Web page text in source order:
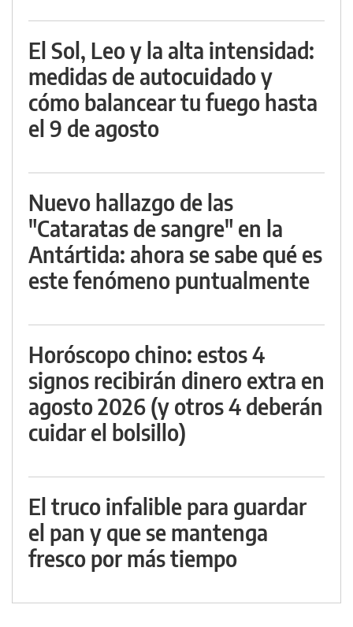
El Sol, Leo y la alta intensidad:
medidas de autocuidado y
cómo balancear tu fuego hasta
el 9 de agosto
Nuevo hallazgo de las
"Cataratas de sangre" en la
Antártida: ahora se sabe qué es
este fenómeno puntualmente
Horóscopo chino: estos 4
signos recibirán dinero extra en
agosto 2026 (y otros 4 deberán
cuidar el bolsillo)
El truco infalible para guardar
el pan y que se mantenga
fresco por más tiempo